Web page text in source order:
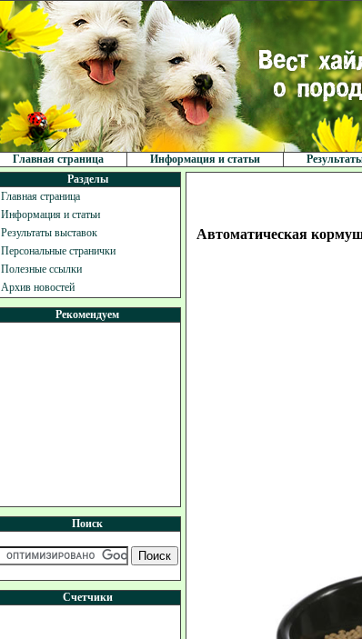
Главная страница Информация и статьи
Разделы
Главная страница
Информация и статьи
Результаты выставок
Персональные странички
Полезные ссылки
Архив новостей
Рекомендуем
Поиск
Счетчики
Автоматическая